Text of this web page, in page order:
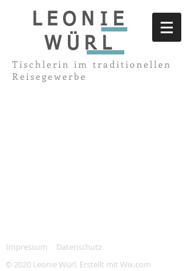
LEONIE
WÜRL
Tischlerin im traditionellen
Reisegewerbe
Impressum
Datenschutz
© 2020 Leonie Würl. Erstellt mit Wix.com